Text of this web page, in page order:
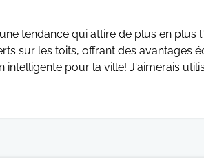
tendance qui attire de plus en plus
sur les toits, offrant des avantages
intelligente pour la ville! J'aimerais